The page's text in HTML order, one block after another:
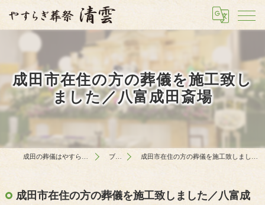
成田市在住の方の葬儀を施工致し
ました／八富成田斎場
ブログ 成田市在住の方の葬儀を施工致しました／八富成田斎場
成田市在住の方の葬儀を施工致しました／八富成